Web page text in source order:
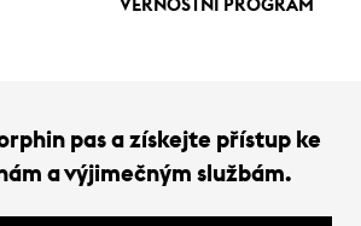
VĚRNOSTNÍ PROGRAM
pas a získejte přístup ke
a výjimečným službám.